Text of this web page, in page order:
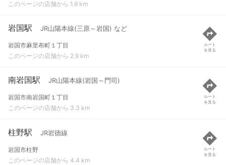
このページの店舗から 1.9 km
岩国駅 JR山陽本線(三原～岩国) など
岩国市麻里布町１丁目
このページの店舗から 2.9 km
ルート
を見る
南岩国駅 JR山陽本線(岩国～門司)
岩国市南岩国町１丁目
このページの店舗から 3.3 km
ルート
を見る
柱野駅 JR岩徳線
岩国市柱野
このページの店舗から 4.4 km
ルート
を見る